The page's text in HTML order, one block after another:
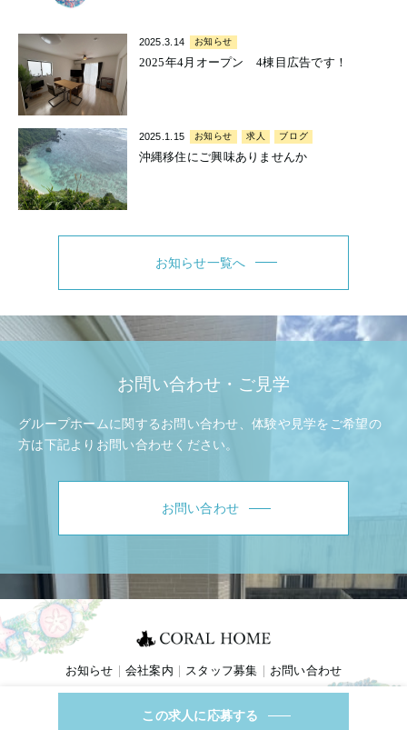
2025.3.14 お知らせ
2025年4月オープン 4棟目広告です！
2025.1.15 お知らせ 求人 ブログ
沖縄移住にご興味ありませんか
お知らせ一覧へ
この求人に応募する
お問い合わせ・ご見学
グループホームに関するお問い合わせ、体験や見学をご希望の
方は下記よりお問い合わせください。
お問い合わせ
お知らせ 会社案内 スタッフ募集 お問い合わせ